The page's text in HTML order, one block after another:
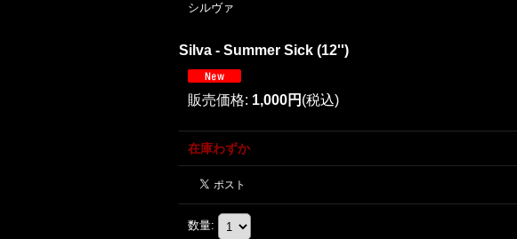
シルヴァ
Silva - Summer Sick (12'')
販売価格: 1,000円 (税込)
在庫わずか
数量: